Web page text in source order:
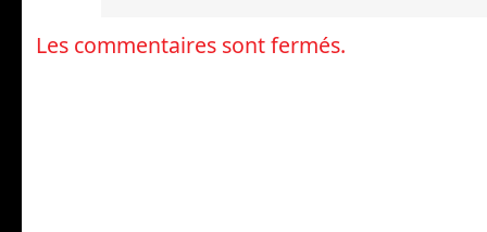
Les commentaires sont fermés.